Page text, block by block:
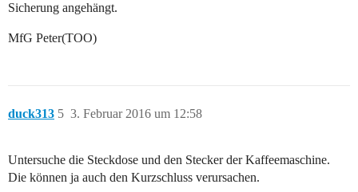
Sicherung angehängt.
MfG Peter(TOO)
duck313 3. Februar 2016 um 12:58
5
Untersuche die Steckdose und den Stecker der Kaffeemaschine.
Die können ja auch den Kurzschluss verursachen.